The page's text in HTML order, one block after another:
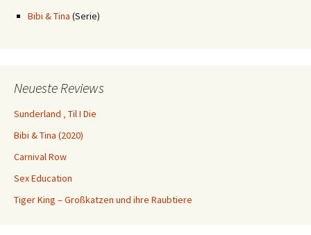
Bibi & Tina (Serie)
Neueste Reviews
Sunderland ‚ Til I Die
Bibi & Tina (2020)
Carnival Row
Sex Education
Tiger King – Großkatzen und ihre Raubtiere